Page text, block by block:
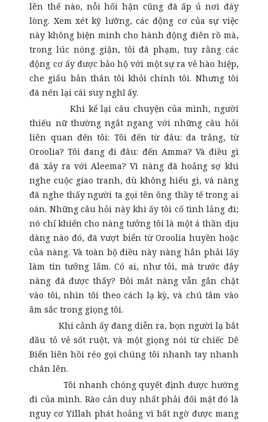
lên thế nào, nỗi hối hận cũng đã ấp ủ nơi đáy
lòng. Xem xét kỹ lưỡng, các động cơ của sự việc
này không biện minh cho hành động điên rồ mà,
trong lúc nóng giận, tôi đã phạm, tuy rằng các
động cơ ấy được bảo hộ với một sự ra vẻ hào hiệp,
che giấu bản thân tôi khỏi chính tôi. Nhưng tôi
đã nén lại cái suy nghĩ ấy.
Khi kể lại câu chuyện của mình, người
thiếu nữ thường ngắt ngang với những câu hỏi
liên quan đến tôi: Tôi đến từ đâu: da trắng, từ
Oroolia? Tôi đang đi đâu: đến Amma? Và điều gì
đã xảy ra với Aleema? Vì nàng đã hoảng sợ khi
nghe cuộc giao tranh, dù không hiểu gì, và nàng
đã nghe thấy người ta gọi tên ông thầy tế trong ai
oán. Những câu hỏi này khi ấy tôi cố tình lảng đi;
nó chỉ khiến cho nàng tưởng tôi là một á thần dịu
dàng nào đó, đã vượt biển từ Oroolia huyền hoặc
của nàng. Và toàn bộ điều này nàng hẳn phải lấy
làm tin tưởng lắm. Có ai, như tôi, mà trước đây
nàng đã được thấy? Đôi mắt nàng vẫn gắn chặt
vào tôi, nhìn tôi theo cách lạ kỳ, và chú tâm vào
âm sắc trong giọng tôi.
Khi cảnh ấy đang diễn ra, bọn người lạ bắt
đầu tỏ vẻ sốt ruột, và một giọng nói từ chiếc Dê
Biển liên hồi réo gọi chúng tôi nhanh tay nhanh
chân lên.
Tôi nhanh chóng quyết định được hướng
đi của mình. Rào cản duy nhất phải đối mặt đó là
nguy cơ Yillah phát hoảng vì bất ngờ được mang